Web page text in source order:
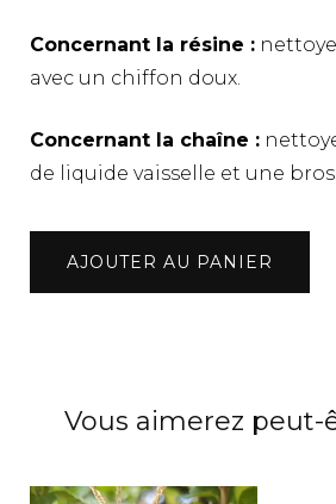
Concernant la résine :
avec un chiffon doux.
Concernant la chaîne :
de liquide vaisselle et une
quantité
AJOUTER AU PANIER
Vous aimerez peut-